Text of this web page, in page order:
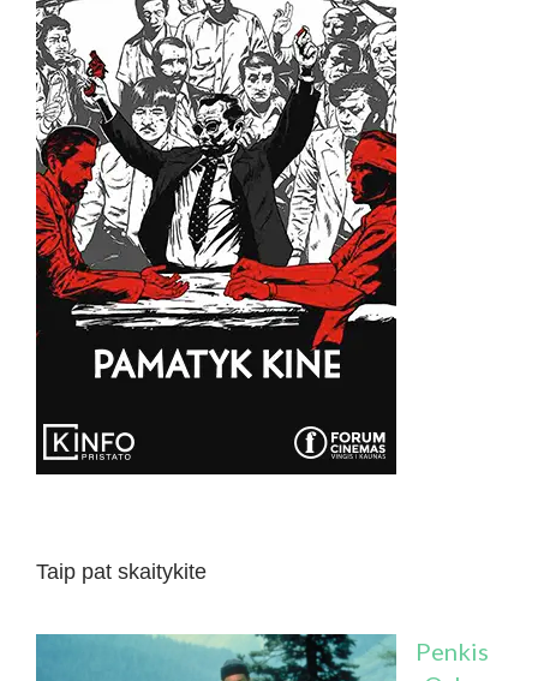
Taip pat skaitykite
Penkis